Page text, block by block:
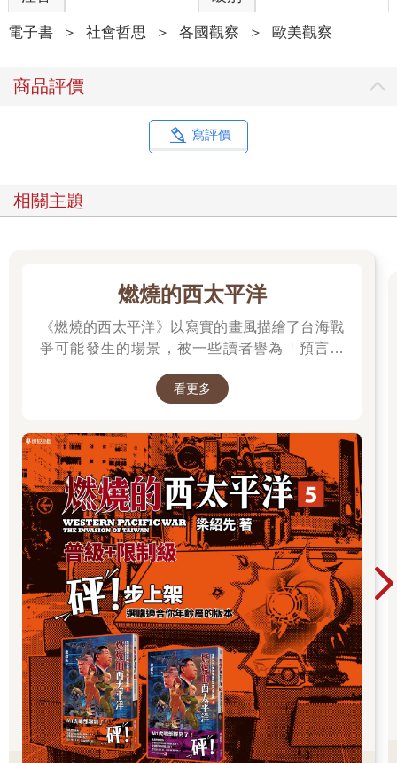
卻已來不及，而做不好的話，就是自砸招牌。
我開啟了生存模式，設下既嚴格又滿檔的課表，除了要求大家在
於，在我的努力不懈逼人與他們的努力不懈練習之下，最終的成
果發表會算是小有成績。
不管是課業還是職場，對於習慣緊迫高壓的臺灣人來說，這應該
不是什麼大事，畢竟誰不曾經歷挑燈夜戰苦讀；若像我一樣三十
存。但訓練這十幾位瑞典年輕創業家時，他們「寬以待己又寬以
文化不同，民族性自然大相徑庭。的確，煤礦在高壓之下可以變
成鑽石，但或許煤礦沒有想要成為鑽石。
集在斯德哥爾摩的咖啡廳「Fika」――這個瑞典詞的意思是享受
悠閒的咖啡聊天時光，其中一位中國媽媽卻憂心忡忡，擔心自己
「我兒子數學特別優秀，但學校教得太簡單了，我想讓他多學一
點，可是瑞典沒有資源給他啊，校外也沒有機構可以送去。」不
只如此，她甚至被老師善意提醒，兒子在班上影響到其他同學的
學習。
「你說我兒子上課不專心，怎麼不檢討是學校太沒競爭力，讓他
覺得無聊呢？」
典型的亞洲家長擔心，對比瑞典的「齊平式」教育，格外矛盾。
瑞典是一個帶有濃厚社會主義色彩的民主國家，以臺灣人的理解
來說，瑞典是一個不鼓勵「資優班」的國家。在學校裡，老師的
首要任務並不是提拔領先的學生，而是時時刻刻照顧進度落後的
學生，讓整個班級達到平等和諧。
瑞典的博愛平等觀念從學校開始扎根。九年國民義務教育裡，學
校強調讓孩子全力發展自我、努力超越自己，不鼓勵和別人比
較、也不熱中培養資優生，老師反而會投入更多時間與資源幫助
學習表現較慢的學童。
瑞典教育系統規定，學校要到六年級（十二歲）才能發放成績
單，但六年級學生卻早已習得在深水區游泳兩百公尺的技能。在
電子書 ＞ 社會哲思 ＞ 各國觀察 ＞ 歐美觀察
商品評價
寫評價
相關主題
燃燒的西太平洋
《燃燒的西太平洋》以寫實的畫風描繪了台海戰
爭可能發生的場景，被一些讀者譽為「預言之
品在CCC連載中。第五集為最新級數，買就抽作
看更多